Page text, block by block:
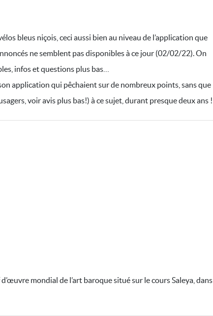
bleus niçois, ceci aussi bien au niveau de l’application que
ne semblent pas disponibles à ce jour (02/02/22). On
infos et questions plus bas…
application qui pêchaient sur de nombreux points, sans que
voir avis plus bas!) à ce sujet, durant presque deux ans !
mondial de l’art baroque situé sur le cours Saleya, dans